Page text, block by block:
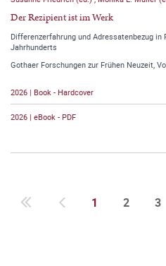
Der Rezipient ist im Werk
Differenzerfahrung und Adressatenbezug
Jahrhunderts
Gothaer Forschungen zur Frühen Neuzeit,
2026 | Book - Hardcover
2026 | eBook - PDF
1 2 3